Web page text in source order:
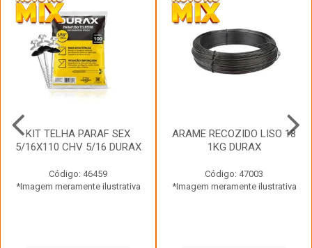
KIT TELHA PARAF SEX
5/16X110 CHV 5/16 DURAX
Código: 46459
*Imagem meramente ilustrativa
ARAME RECOZIDO LISO 18
1KG DURAX
Código: 47003
*Imagem meramente ilustrativa